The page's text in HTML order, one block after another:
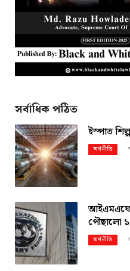
সর্বাধিক পঠিত
ইস্পাত
অর্থনীতি
পৌছালো
অর্থনীতি